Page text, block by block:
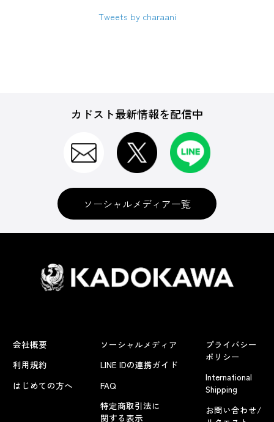
Tweets by charaani
カドスト最新情報を配信中
ソーシャルメディア一覧
会社概要
利用規約
はじめての方へ
ソーシャルメディア
LINE IDの連携ガイド
FAQ
特定商取引法に
関する表示
プライバシー
ポリシー
International
Shipping
お問い合わせ/